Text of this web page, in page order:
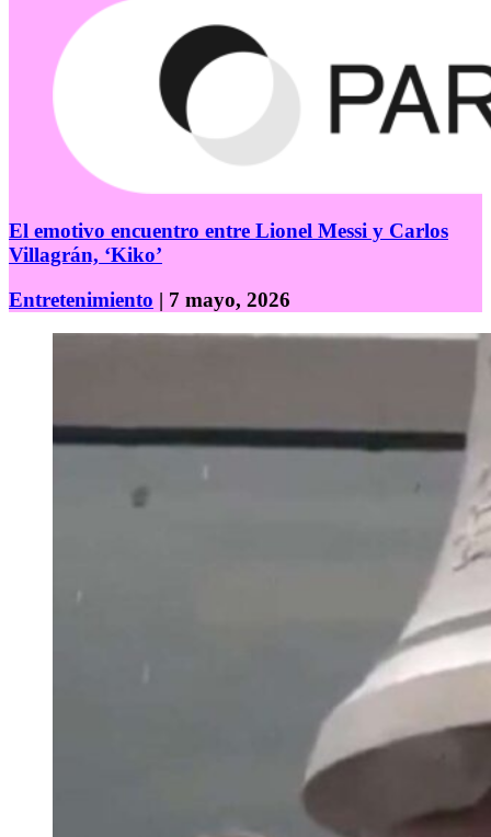
El emotivo encuentro entre Lionel Messi y Carlos
Villagrán, ‘Kiko’
Entretenimiento | 7 mayo, 2026